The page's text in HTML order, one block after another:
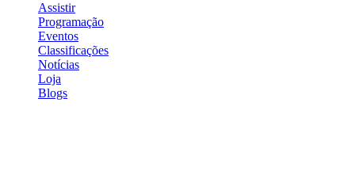
Assistir
Programação
Eventos
Classificações
Notícias
Loja
Blogs